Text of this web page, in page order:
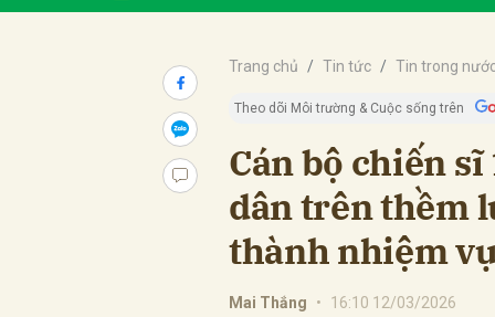
Trang chủ Tin tức Tin trong
Theo dõi Môi trường & Cuộc sống trên
Cán bộ chiến
dân trên thềm
thành nhiệm
Mai Thắng • 16:10 12/03/2026